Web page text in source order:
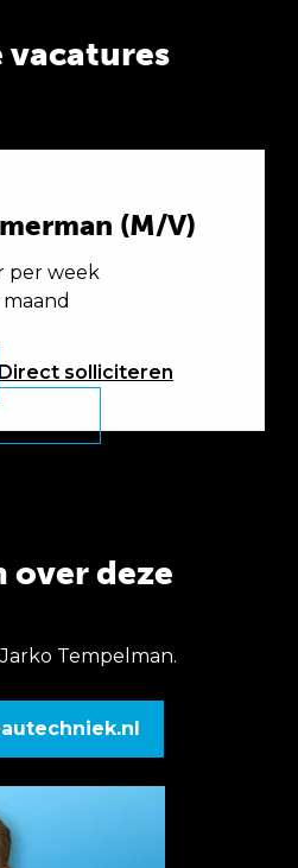
(M/V)
per week
Direct solliciteren
over deze
Tempelman.